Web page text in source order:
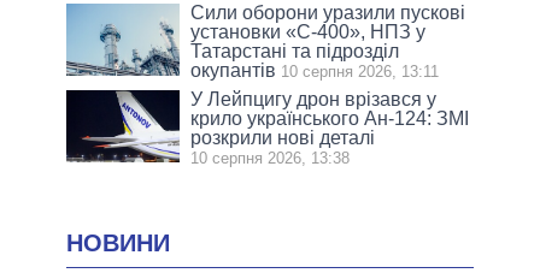
Сили оборони уразили пускові
установки «С-400», НПЗ у
Татарстані та підрозділ
окупантів 10 серпня 2026, 13:11
У Лейпцигу дрон врізався у
крило українського Ан-124: ЗМІ
розкрили нові деталі
10 серпня 2026, 13:38
НОВИНИ